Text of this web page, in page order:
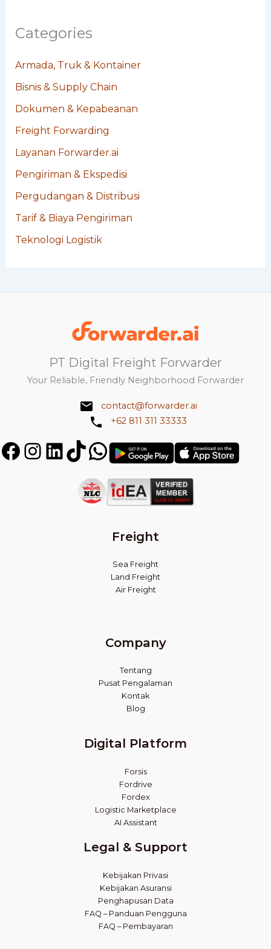
Categories
Armada, Truk & Kontainer
Bisnis & Supply Chain
Dokumen & Kepabeanan
Freight Forwarding
Layanan Forwarder.ai
Pengiriman & Ekspedisi
Pergudangan & Distribusi
Tarif & Biaya Pengiriman
Teknologi Logistik
PT Digital Freight Forwarder
Your Reliable, Friendly Neighborhood Forwarder
contact@forwarder.ai
+62 811 311 33333
FacebookInstagramLinkedIn
TikTokWhatsApp
Get
it
on
Play
Store
Get
in
Freight
Sea Freight
Land Freight
Air Freight
Company
Tentang
Pusat Pengalaman
Kontak
Blog
Digital Platform
Forsis
Fordrive
Fordex
Logistic Marketplace
AI Assistant
Legal & Support
Kebijakan Privasi
Kebijakan Asuransi
Penghapusan Data
FAQ – Panduan Pengguna
FAQ – Pembayaran